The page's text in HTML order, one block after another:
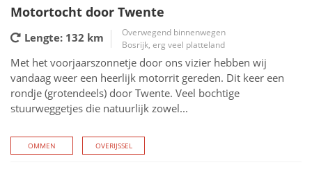
Motortocht door Twente
Lengte: 132 km
Overwegend binnenwegen
Bosrijk, erg veel platteland
Met het voorjaarszonnetje door ons vizier hebben wij
vandaag weer een heerlijk motorrit gereden. Dit keer een
rondje (grotendeels) door Twente. Veel bochtige
stuurweggetjes die natuurlijk zowel...
OMMEN OVERIJSSEL